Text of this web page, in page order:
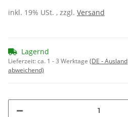
inkl. 19% USt. , zzgl. Versand
Lagernd
Lieferzeit:ca. 1 - 3 Werktage (DE - Ausland
abweichend)